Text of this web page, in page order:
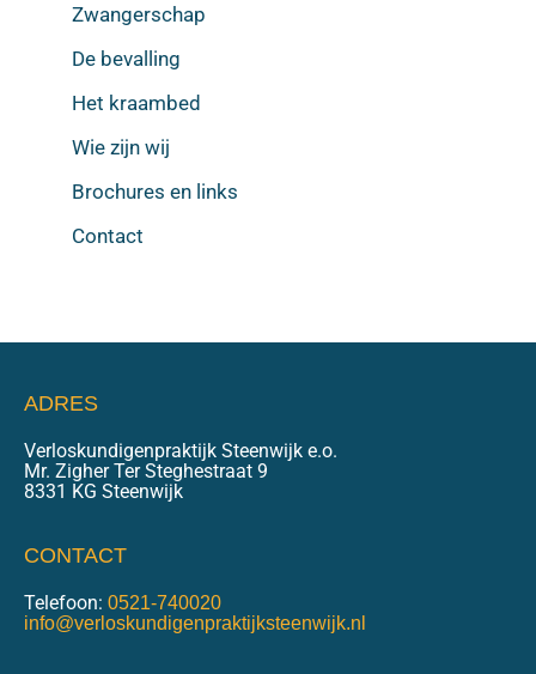
Zwangerschap
De bevalling
Het kraambed
Wie zijn wij
Brochures en links
Contact
ADRES
Verloskundigenpraktijk Steenwijk e.o.
Mr. Zigher Ter Steghestraat 9
8331 KG Steenwijk
CONTACT
Telefoon: 0521-740020
info@verloskundigenpraktijksteenwijk.nl